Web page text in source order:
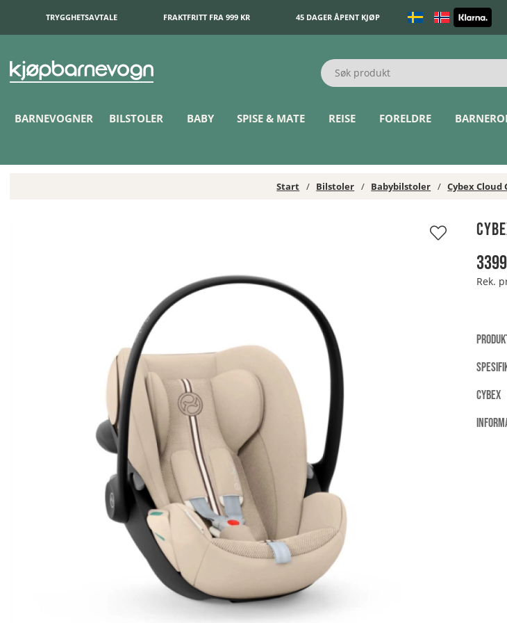
TRYGGHETSAVTALE FRAKTFRITT FRA 999 KR 45 DAGER ÅPENT KJØP
BARNEVOGNER BILSTOLER BABY SPISE & MATE REISE FORELDRE
Start Bilstoler Babybilstoler Cybex Cloud
3399
Rek.
CYBEX